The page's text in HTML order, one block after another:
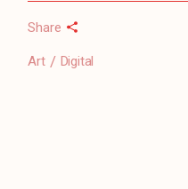
Share
Art Digital